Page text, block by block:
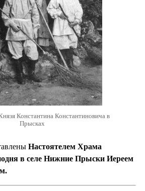
Константина Константиновича в
Прысках
Настоятелем Храма
в селе Нижние Прыски Иереем